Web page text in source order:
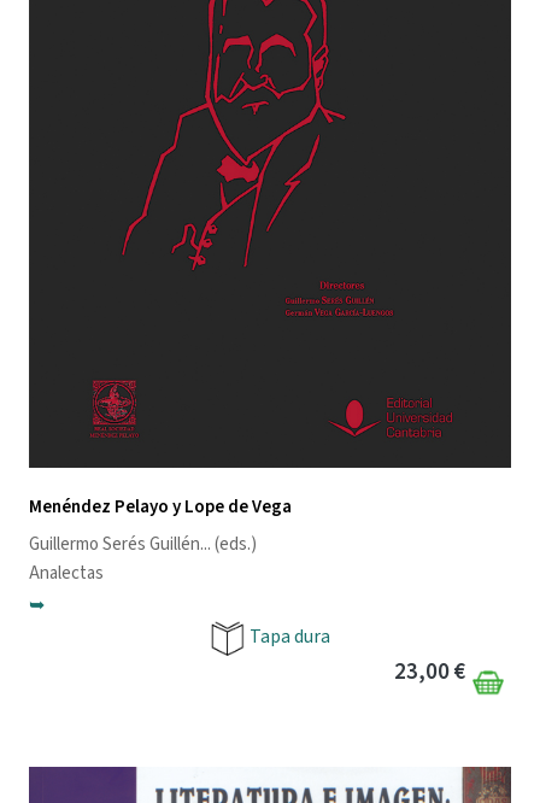
Menéndez Pelayo y Lope de Vega
Guillermo Serés Guillén... (eds.)
Analectas
➥
Tapa dura
23,00 €